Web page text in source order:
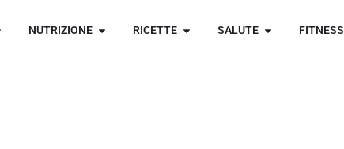
NUTRIZIONE RICETTE SALUTE FITNESS